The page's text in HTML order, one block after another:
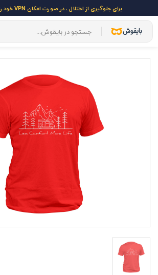
برای جلوگیری از اختلال ، در صورت امکان VPN خود را خاموش کنید.